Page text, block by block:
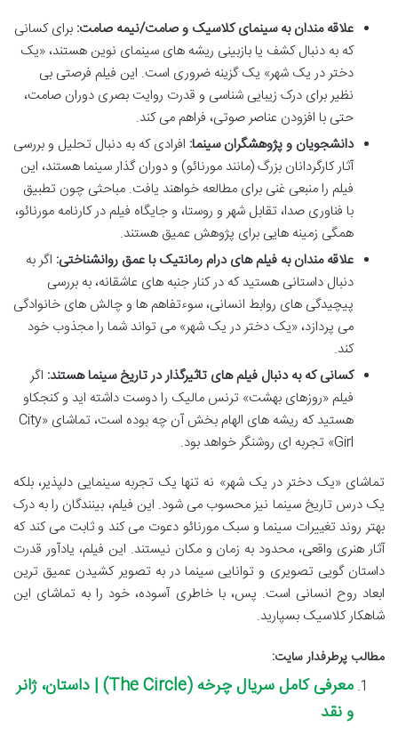
علاقه مندان به سینمای کلاسیک و صامت/نیمه صامت: برای کسانی
که به دنبال کشف یا بازبینی ریشه های سینمای نوین هستند، «یک
دختر در یک شهر» یک گزینه ضروری است. این فیلم فرصتی بی
نظیر برای درک زیبایی شناسی و قدرت روایت بصری دوران صامت،
حتی با افزودن عناصر صوتی، فراهم می کند.
دانشجویان و پژوهشگران سینما: افرادی که به دنبال تحلیل و بررسی
آثار کارگردانان بزرگ (مانند مورنائو) و دوران گذار سینما هستند، این
فیلم را منبعی غنی برای مطالعه خواهند یافت. مباحثی چون تطبیق
با فناوری صدا، تقابل شهر و روستا، و جایگاه فیلم در کارنامه مورنائو،
همگی زمینه هایی برای پژوهش عمیق هستند.
علاقه مندان به فیلم های درام رمانتیک با عمق روانشناختی: اگر به
دنبال داستانی هستید که در کنار جنبه های عاشقانه، به بررسی
پیچیدگی های روابط انسانی، سوءتفاهم ها و چالش های خانوادگی
می پردازد، «یک دختر در یک شهر» می تواند شما را مجذوب خود
کند.
کسانی که به دنبال فیلم های تاثیرگذار در تاریخ سینما هستند: اگر
فیلم «روزهای بهشت» ترنس مالیک را دوست داشته اید و کنجکاو
هستید که ریشه های الهام بخش آن چه بوده است، تماشای «City
Girl» تجربه ای روشنگر خواهد بود.
تماشای «یک دختر در یک شهر» نه تنها یک تجربه سینمایی دلپذیر، بلکه
یک درس تاریخ سینما نیز محسوب می شود. این فیلم، بینندگان را به درک
بهتر روند تغییرات سینما و سبک مورنائو دعوت می کند و ثابت می کند که
آثار هنری واقعی، محدود به زمان و مکان نیستند. این فیلم، یادآور قدرت
داستان گویی تصویری و توانایی سینما در به تصویر کشیدن عمیق ترین
ابعاد روح انسانی است. پس، با خاطری آسوده، خود را به تماشای این
شاهکار کلاسیک بسپارید.
مطالب پرطرفدار سایت:
معرفی کامل سریال چرخه (The Circle) | داستان، ژانر
و نقد